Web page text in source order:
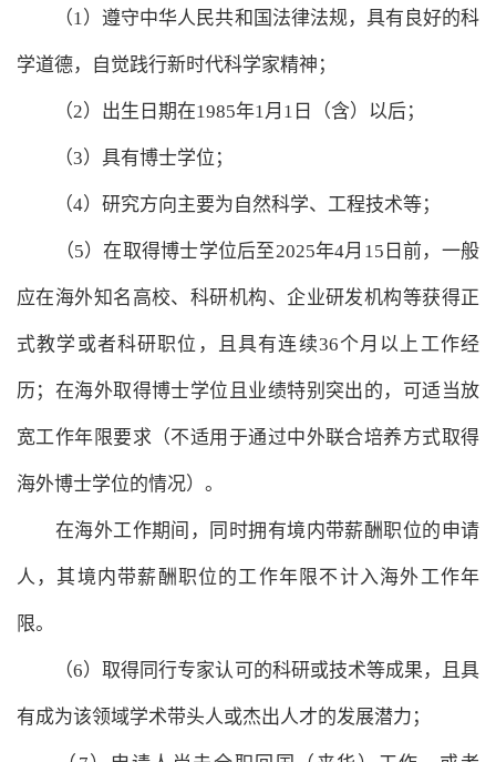
（1）遵守中华人民共和国法律法规，具有良好的科
学道德，自觉践行新时代科学家精神；
（2）出生日期在1985年1月1日（含）以后；
（3）具有博士学位；
（4）研究方向主要为自然科学、工程技术等；
（5）在取得博士学位后至2025年4月15日前，一般
应在海外知名高校、科研机构、企业研发机构等获得正
式教学或者科研职位，且具有连续36个月以上工作经
历；在海外取得博士学位且业绩特别突出的，可适当放
宽工作年限要求（不适用于通过中外联合培养方式取得
海外博士学位的情况）。
在海外工作期间，同时拥有境内带薪酬职位的申请
人，其境内带薪酬职位的工作年限不计入海外工作年
限。
（6）取得同行专家认可的科研或技术等成果，且具
有成为该领域学术带头人或杰出人才的发展潜力；